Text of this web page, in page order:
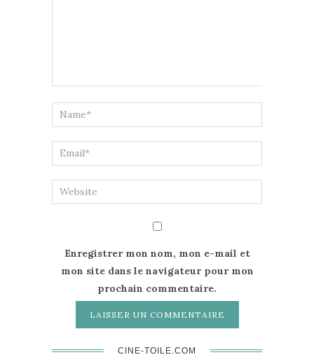
Enregistrer mon nom, mon e-mail et
mon site dans le navigateur pour mon
prochain commentaire.
CINE-TOILE.COM